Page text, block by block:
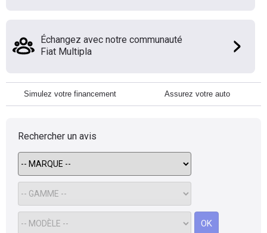
Échangez avec notre communauté
Fiat Multipla
Simulez votre financement Assurez votre auto
Rechercher un avis
OK